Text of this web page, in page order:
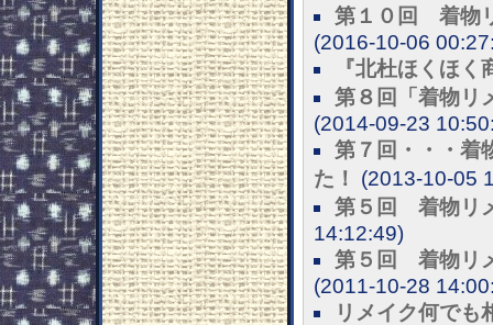
第１０回 着物
(2016-10-06
『北杜ほくほ
第８回「着物リ
(2014-09-23
第７回・・・着
た！
(2013-10-05
第５回 着物リ
14:12:49)
第５回 着物リ
(2011-10-28
リメイク何でも